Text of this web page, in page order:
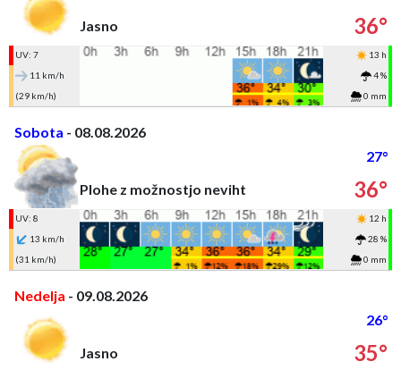
Jasno 36°
UV: 7
13 h
11 km/h
4 %
(29 km/h)
0 mm
Sobota - 08.08.2026
27°
Plohe z možnostjo neviht
36°
UV: 8
12 h
13 km/h
28 %
(31 km/h)
0 mm
Nedelja - 09.08.2026
26°
Jasno
35°